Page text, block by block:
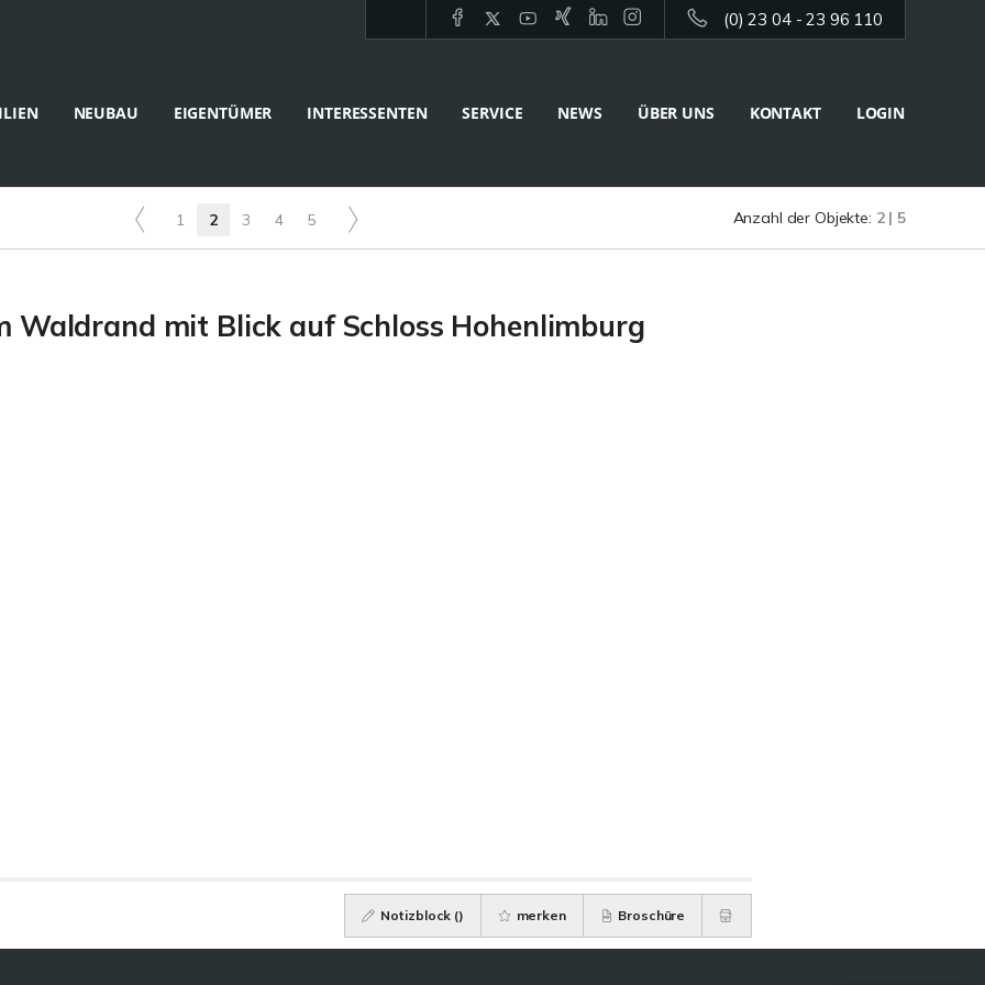
(0) 23 04 - 23 96 110
NEUBAU EIGENTÜMER INTERESSENTEN SERVICE NEWS ÜBER UNS KONTAKT LOGIN
1 2 3 4 5 Anzahl der Objekte: 2 | 5
Waldrand mit Blick auf Schloss Hohenlimburg
Notizblock () merken Broschüre